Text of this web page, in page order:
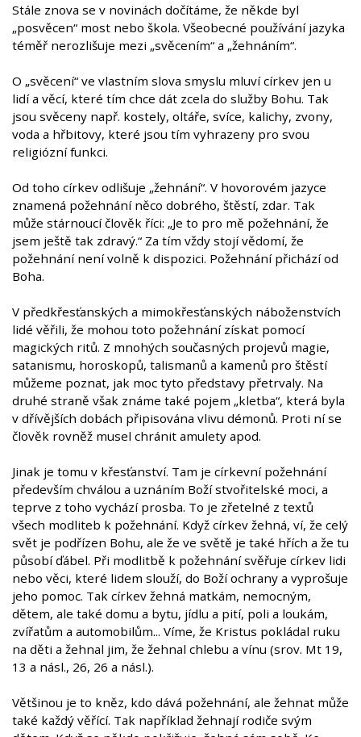
Stále znova se v novinách dočítáme, že někde byl
„posvěcen“ most nebo škola. Všeobecné používání jazyka
téměř nerozlišuje mezi „svěcením“ a „žehnáním“.
O „svěcení“ ve vlastním slova smyslu mluví církev jen u
lidí a věcí, které tím chce dát zcela do služby Bohu. Tak
jsou svěceny např. kostely, oltáře, svíce, kalichy, zvony,
voda a hřbitovy, které jsou tím vyhrazeny pro svou
religiózní funkci.
Od toho církev odlišuje „žehnání“. V hovorovém jazyce
znamená požehnání něco dobrého, štěstí, zdar. Tak
může stárnoucí člověk říci: „Je to pro mě požehnání, že
jsem ještě tak zdravý.“ Za tím vždy stojí vědomí, že
požehnání není volně k dispozici. Požehnání přichází od
Boha.
V předkřesťanských a mimokřesťanských náboženstvích
lidé věřili, že mohou toto požehnání získat pomocí
magických ritů. Z mnohých současných projevů magie,
satanismu, horoskopů, talismanů a kamenů pro štěstí
můžeme poznat, jak moc tyto představy přetrvaly. Na
druhé straně však známe také pojem „kletba“, která byla
v dřívějších dobách připisována vlivu démonů. Proti ní se
člověk rovněž musel chránit amulety apod.
Jinak je tomu v křesťanství. Tam je církevní požehnání
především chválou a uznáním Boží stvořitelské moci, a
teprve z toho vychází prosba. To je zřetelné z textů
všech modliteb k požehnání. Když církev žehná, ví, že celý
svět je podřízen Bohu, ale že ve světě je také hřích a že tu
působí ďábel. Při modlitbě k požehnání svěřuje církev lidi
nebo věci, které lidem slouží, do Boží ochrany a vyprošuje
jeho pomoc. Tak církev žehná matkám, nemocným,
dětem, ale také domu a bytu, jídlu a pití, poli a loukám,
zvířatům a automobilům... Víme, že Kristus pokládal ruku
na děti a žehnal jim, že žehnal chlebu a vínu (srov. Mt 19,
13 a násl., 26, 26 a násl.).
Většinou je to kněz, kdo dává požehnání, ale žehnat může
také každý věřící. Tak například žehnají rodiče svým